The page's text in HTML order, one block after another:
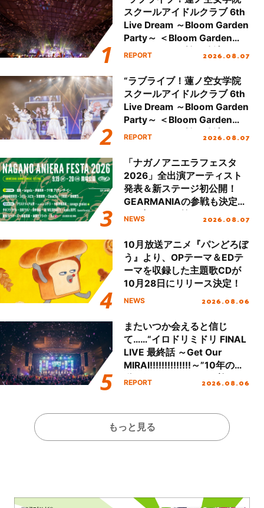
スクールアイドルクラブ 6th
Live Dream ～Bloom Garden
Party～ ＜Bloom Garden
Party Stage／埼玉公演＞”
REPORT 2026.08.07
“ラブライブ！蓮ノ空女学院
スクールアイドルクラブ 6th
Live Dream ～Bloom Garden
Party～ ＜Bloom Garden
Party Stage／埼玉公演＞”
REPORT 2026.08.07
「ナガノアニエラフェスタ
2026」全出演アーティスト
発表＆新ステージ初公開！
GEARMANIAの参戦も決定
し、初となる第3ステージの
NEWS 2026.08.07
10月放送アニメ『パンどろぼ
う』より、OPテーマ＆EDテ
ーマを収録した主題歌CDが
10月28日にリリース決定！
NEWS 2026.08.06
またいつか会えると信じ
て……“イロドリミドリ FINAL
LIVE 最終話 ～Get Our
MIRAI!!!!!!!!!!!!!!～”10年の活
動を経てファイナルを迎える
REPORT 2026.08.06
もっと見る